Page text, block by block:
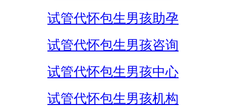
试管代怀包生男孩助孕
试管代怀包生男孩咨询
试管代怀包生男孩中心
试管代怀包生男孩机构